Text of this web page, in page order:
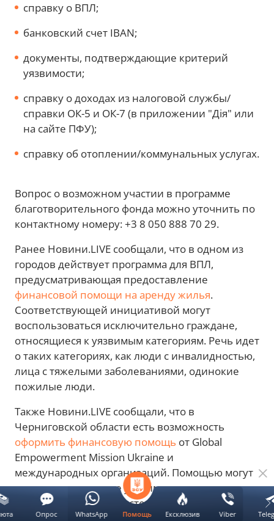
справку о ВПЛ;
банковский счет IBAN;
документы, подтверждающие критерий
уязвимости;
справку о доходах из налоговой службы/
справки ОК-5 и ОК-7 (в приложении "Дія" или
на сайте ПФУ);
справку об отоплении/коммунальных услугах.
Вопрос о возможном участии в программе
благотворительного фонда можно уточнить по
контактному номеру: +3 8 050 888 70 29.
Ранее Новини.LIVE сообщали, что в одном из
городов действует программа для ВПЛ,
предусматривающая предоставление
финансовой помощи на аренду жилья.
Соответствующей инициативой могут
воспользоваться исключительно граждане,
относящиеся к уязвимым категориям. Речь идет
о таких категориях, как люди с инвалидностью,
лица с тяжелыми заболеваниями, одинокие
пожилые люди.
Также Новини.LIVE сообщали, что в
Черниговской области есть возможность
оформить финансовую помощь от Global
Empowerment Mission Ukraine и
международных организаций. Помощью могут
воспользоваться две уязвимые группы
граждан: люди в возрасте 60 лет и лица с I или II
Помощь Ексклюзив Viber
Опрос WhatsApp